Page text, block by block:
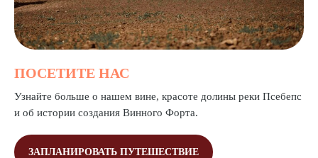
ПОСЕТИТЕ НАС
Узнайте больше о нашем вине, красоте долины реки Псебепс
и об истории создания Винного Форта.
ЗАПЛАНИРОВАТЬ ПУТЕШЕСТВИЕ